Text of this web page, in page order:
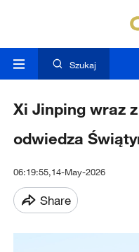
Szukaj
Xi Jinping wraz
odwiedza
06:19:55,14-May-2026
Share